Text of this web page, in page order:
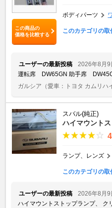
この商品の
価格を比較する
ボディパーツ
このカテゴリの取
ユーザーの最新投稿
2026年8月9
運転席 DW65GN 助手席
ガルシア （愛車：トヨタ カムリハ
スバル(純正)
ハイマウント
ランプ、レンズ
このカテゴリの取
ユーザーの最新投稿
2026年8月9
ハイマウントストップランプ、 ク